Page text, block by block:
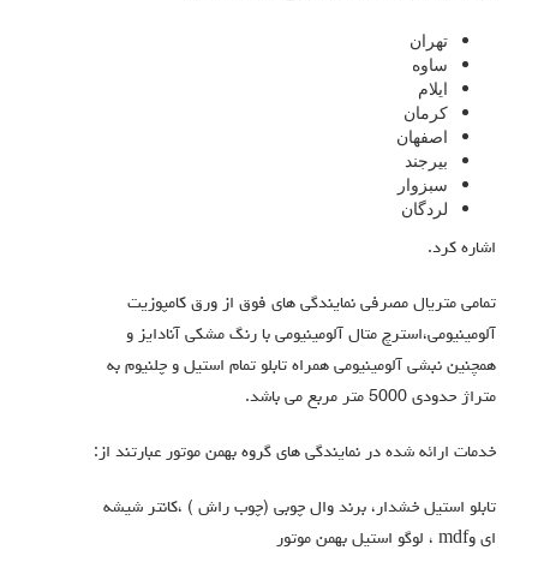
تهران
ساوه
ایلام
کرمان
اصفهان
بیرجند
سبزوار
لردگان
اشاره کرد.
تمامی متریال مصرفی نمایندگی های فوق از ورق کامپوزیت
آلومینیومی،استرچ متال آلومینیومی با رنگ مشکی آنادایز و
همچنین نبشی آلومینیومی همراه تابلو تمام استیل و چلنیوم به
متراژ حدودی 5000 متر مربع می باشد.
خدمات ارائه شده در نمایندگی های گروه بهمن موتور عبارتند از:
تابلو استیل خشدار، برند وال چوبی (چوب راش ) ،کانتر شیشه
ای وmdf ، لوگو استیل بهمن موتور